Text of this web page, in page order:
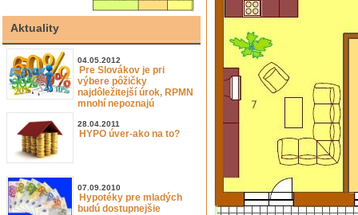
Aktuality
04.05.2012
Pre Slovákov je pri
výbere pôžičky
najdôležitejší úrok, RPMN
mnohí nepoznajú
28.04.2011
HYPO úver-ako na to?
07.09.2010
Hypotéky pre mladých
budú dostupnejšie